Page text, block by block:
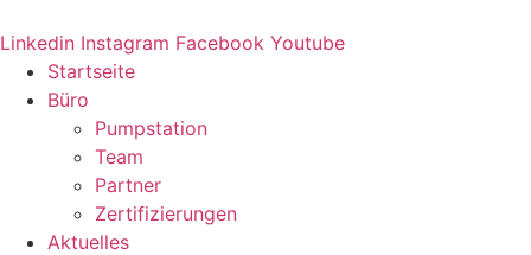
Inhalt
springen
Linkedin Instagram Facebook Youtube
Startseite
Büro
Pumpstation
Team
Partner
Zertifizierungen
Aktuelles